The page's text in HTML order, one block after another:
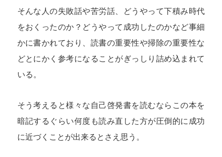
そんな人の失敗話や苦労話、どうやって下積み時代
をおくったのか？どうやって成功したのかなど事細
かに書かれており、読書の重要性や掃除の重要性な
どとにかく参考になることがぎっしり詰め込まれて
いる。
そう考えると様々な自己啓発書を読むならこの本を
暗記するぐらい何度も読み直した方が圧倒的に成功
に近づくことが出来るとさえ思う。